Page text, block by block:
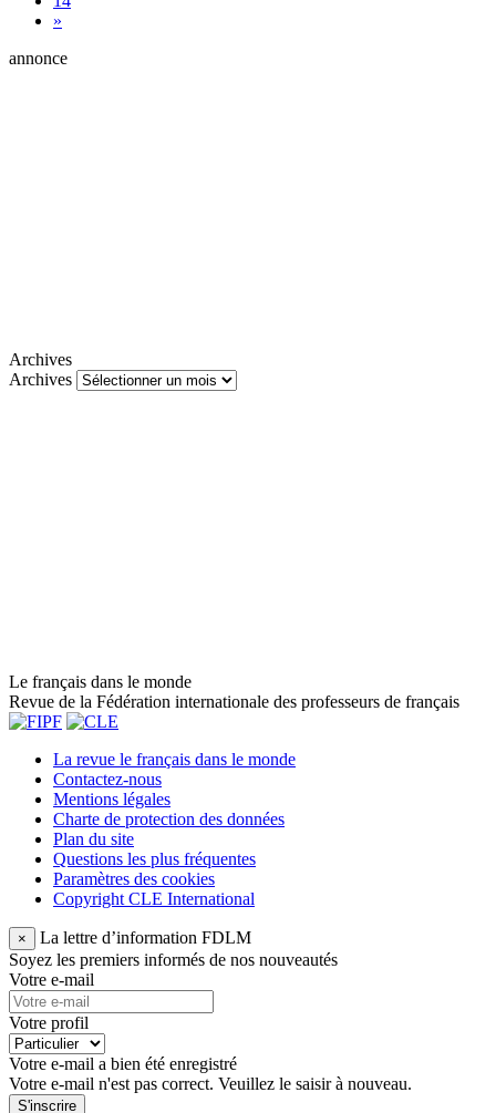
»
annonce
Archives
Archives
Le français dans le monde
Revue de la Fédération internationale des professeurs de français
La revue le français dans le monde
Contactez-nous
Mentions légales
Charte de protection des données
Plan du site
Questions les plus fréquentes
Paramètres des cookies
Copyright CLE International
×
La lettre d’information FDLM
Soyez les premiers informés de nos nouveautés
Votre e-mail
Votre profil
Votre e-mail a bien été enregistré
Votre e-mail n'est pas correct. Veuillez le saisir à nouveau.
S'inscrire